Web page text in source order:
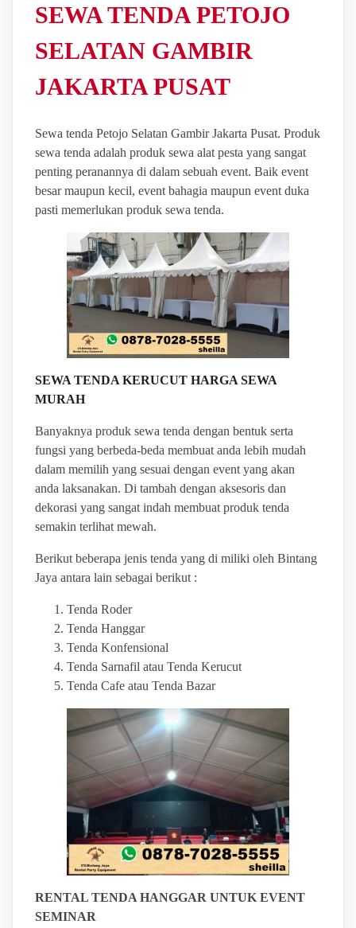
SEWA TENDA PETOJO
SELATAN GAMBIR
JAKARTA PUSAT
Sewa tenda Petojo Selatan Gambir Jakarta Pusat. Produk
sewa tenda adalah produk sewa alat pesta yang sangat
penting peranannya di dalam sebuah event. Baik event
besar maupun kecil, event bahagia maupun event duka
pasti memerlukan produk sewa tenda.
SEWA TENDA KERUCUT HARGA SEWA
MURAH
Banyaknya produk sewa tenda dengan bentuk serta
fungsi yang berbeda-beda membuat anda lebih mudah
dalam memilih yang sesuai dengan event yang akan
anda laksanakan. Di tambah dengan aksesoris dan
dekorasi yang sangat indah membuat produk tenda
semakin terlihat mewah.
Berikut beberapa jenis tenda yang di miliki oleh Bintang
Jaya antara lain sebagai berikut :
Tenda Roder
Tenda Hanggar
Tenda Konfensional
Tenda Sarnafil atau Tenda Kerucut
Tenda Cafe atau Tenda Bazar
RENTAL TENDA HANGGAR UNTUK EVENT
SEMINAR